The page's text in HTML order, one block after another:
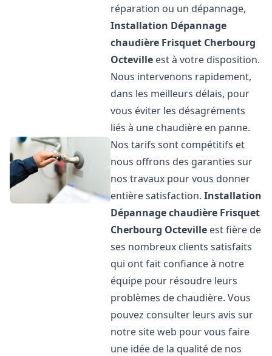
réparation ou un dépannage,
Installation Dépannage
chaudière Frisquet Cherbourg
Octeville est à votre disposition.
Nous intervenons rapidement,
dans les meilleurs délais, pour
vous éviter les désagréments
liés à une chaudière en panne.
Nos tarifs sont compétitifs et
nous offrons des garanties sur
nos travaux pour vous donner
entière satisfaction.Installation
Dépannage chaudière Frisquet
Cherbourg Octeville est fière de
ses nombreux clients satisfaits
qui ont fait confiance à notre
équipe pour résoudre leurs
problèmes de chaudière. Vous
pouvez consulter leurs avis sur
notre site web pour vous faire
une idée de la qualité de nos